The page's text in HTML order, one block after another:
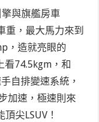
擎與旗艦房車
重，最大馬力來到
，造就亮眼的
看74.5kgm，和
自排變速系統，
加速，極速則來
尖LSUV！